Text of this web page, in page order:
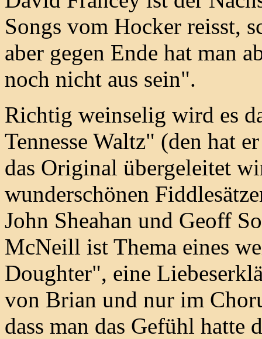
Songs vom Hocker reisst,
aber gegen Ende hat man
noch nicht aus sein".
Richtig weinselig wird es
Tennesse Waltz" (den hat
das Original übergeleitet
wunderschönen
John Sheahan und Geoff
McNeill ist Thema eines
Doughter", eine
von Brian und nur im
dass man das Gefühl hatte